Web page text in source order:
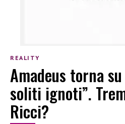
REALITY
Amadeus torna
soliti ignoti”.
Ricci?